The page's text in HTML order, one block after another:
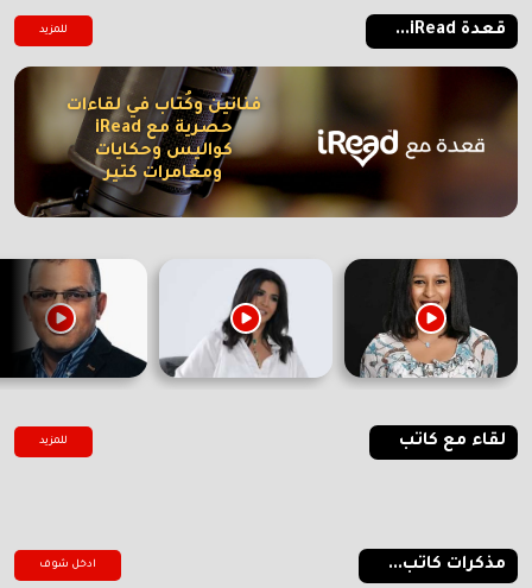
قعدة iRead... للمزيد
فنانين وكُتاب في لقاءات
حصرية مع iRead
كواليس وحكايات
ومغامرات كتير
لقاء مع كاتب للمزيد
مذكرات كاتب... ادخل شوف